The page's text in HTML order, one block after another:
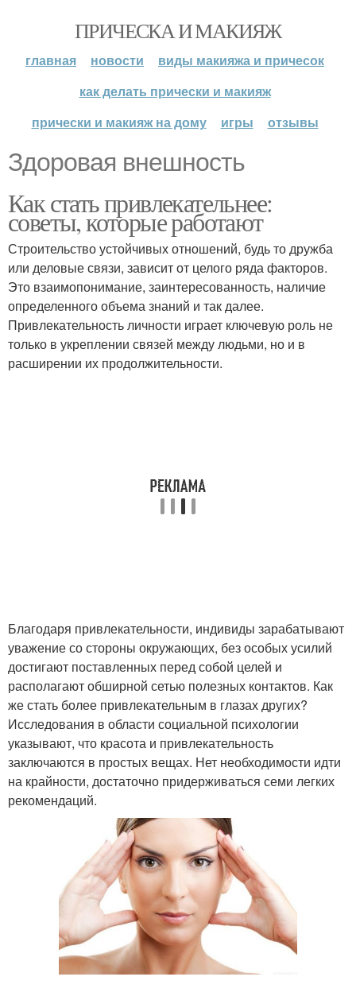
ПРИЧЕСКА И МАКИЯЖ
главная новости
виды макияжа и причесок
как делать прически и макияж
прически и макияж на дому
игры отзывы
Здоровая внешность
Как стать привлекательнее:
советы, которые работают
Строительство устойчивых отношений, будь то дружба
или деловые связи, зависит от целого ряда факторов.
Это взаимопонимание, заинтересованность, наличие
определенного объема знаний и так далее.
Привлекательность личности играет ключевую роль не
только в укреплении связей между людьми, но и в
расширении их продолжительности.
Благодаря привлекательности, индивиды зарабатывают
уважение со стороны окружающих, без особых усилий
достигают поставленных перед собой целей и
располагают обширной сетью полезных контактов. Как
же стать более привлекательным в глазах других?
Исследования в области социальной психологии
указывают, что красота и привлекательность
заключаются в простых вещах. Нет необходимости идти
на крайности, достаточно придерживаться семи легких
рекомендаций.